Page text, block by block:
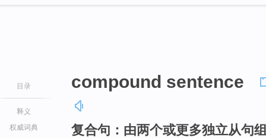
目录
释义
权威词典
compound sentence
复合句：由两个或更多独立从句